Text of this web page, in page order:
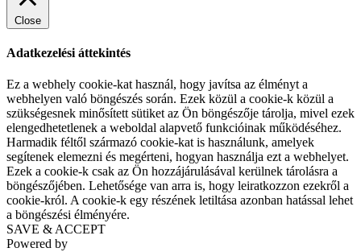
Close
Adatkezelési áttekintés
Ez a webhely cookie-kat használ, hogy javítsa az élményt a
webhelyen való böngészés során. Ezek közül a cookie-k közül a
szükségesnek minősített sütiket az Ön böngészője tárolja, mivel ezek
elengedhetetlenek a weboldal alapvető funkcióinak működéséhez.
Harmadik féltől származó cookie-kat is használunk, amelyek
segítenek elemezni és megérteni, hogyan használja ezt a webhelyet.
Ezek a cookie-k csak az Ön hozzájárulásával kerülnek tárolásra a
böngészőjében. Lehetősége van arra is, hogy leiratkozzon ezekről a
cookie-król. A cookie-k egy részének letiltása azonban hatással lehet
a böngészési élményére.
SAVE & ACCEPT
Powered by